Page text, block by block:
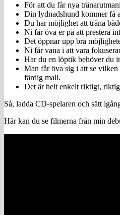
För att du får nya
Din lydnadshund kommer få
Du har möjlighet att träna
Ni får öva er på att prestera
Det öppnar upp bra
Ni får vana i att vara
Har du en löptik behöver du
Man får öva sig i att se vilken
färdig mall.
Det är helt enkelt riktigt,
Så, ladda CD-spelaren och sätt
Här kan du se filmerna från min